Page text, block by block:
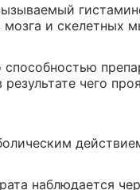
и скелетных
чего
наблюдается